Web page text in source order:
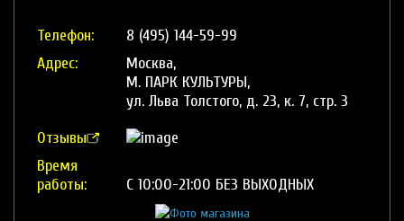
Телефон:
8 (495) 144-59-99
Адрес:
Москва,
М. ПАРК КУЛЬТУРЫ,
ул. Льва Толстого, д. 23, к. 7, стр. 3
Отзывы
Время
работы:
С 10:00-21:00 БЕЗ ВЫХОДНЫХ